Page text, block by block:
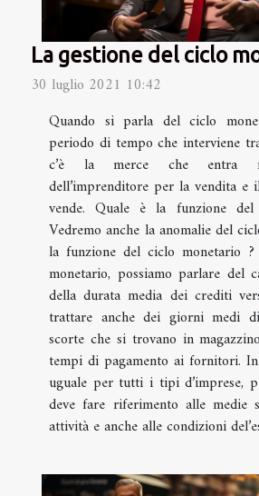
La gestione del ciclo
30 luglio 2021 10:42
Quando si parla del ciclo
periodo di tempo che interviene
c’è la merce che entra
dell’imprenditore per la vendita
vende. Quale è la funzione
Vedremo anche la anomalie del
la funzione del ciclo monetario
monetario, possiamo parlare del
della durata media dei crediti
trattare anche dei giorni medi
scorte che si trovano in
tempi di pagamento ai fornitori.
uguale per tutti i tipi d’imprese,
deve fare riferimento alle
attività e anche alle condizioni